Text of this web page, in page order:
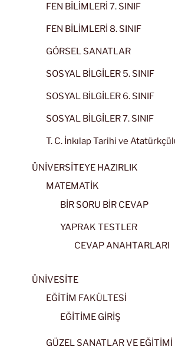
FEN BİLİMLERİ 7. SINIF
FEN BİLİMLERİ 8. SINIF
GÖRSEL SANATLAR
SOSYAL BİLGİLER 5. SINIF
SOSYAL BİLGİLER 6. SINIF
SOSYAL BİLGİLER 7. SINIF
T. C. İnkılap Tarihi ve
ÜNİVERSİTEYE HAZIRLIK
MATEMATİK
BİR SORU BİR CEVAP
YAPRAK TESTLER
CEVAP ANAHTARLARI
ÜNİVESİTE
EĞİTİM FAKÜLTESİ
EĞİTİME GİRİŞ
GÜZEL SANATLAR VE EĞİTİMİ